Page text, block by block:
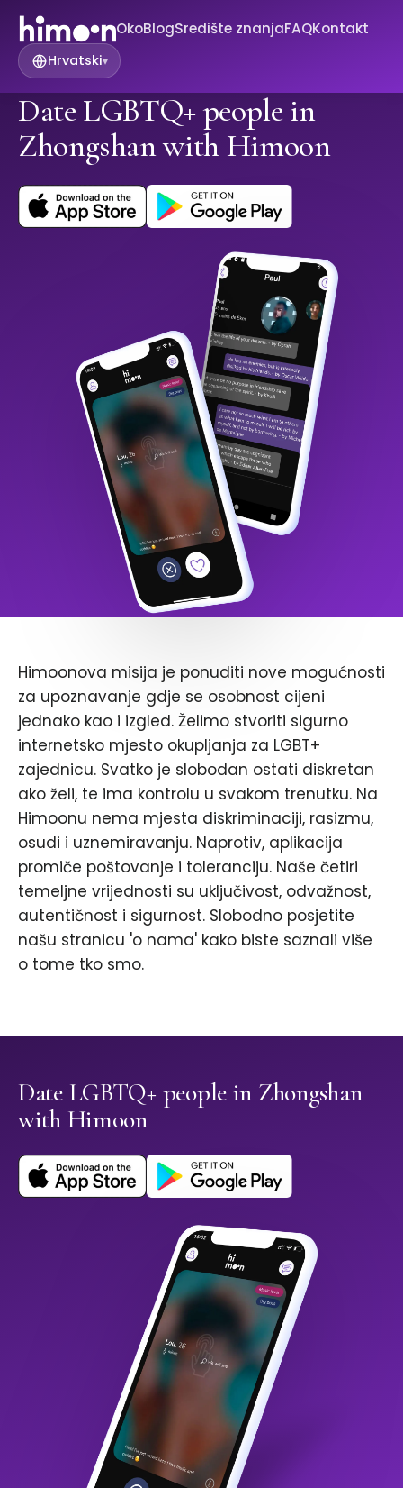
OkoBlogSredište znanjaFAQKontakt
Hrvatski▾
Date LGBTQ+ people in
Zhongshan with Himoon
Himoonova misija je ponuditi nove mogućnosti
za upoznavanje gdje se osobnost cijeni
jednako kao i izgled. Želimo stvoriti sigurno
internetsko mjesto okupljanja za LGBT+
zajednicu. Svatko je slobodan ostati diskretan
ako želi, te ima kontrolu u svakom trenutku. Na
Himoonu nema mjesta diskriminaciji, rasizmu,
osudi i uznemiravanju. Naprotiv, aplikacija
promiče poštovanje i toleranciju. Naše četiri
temeljne vrijednosti su uključivost, odvažnost,
autentičnost i sigurnost. Slobodno posjetite
našu stranicu 'o nama' kako biste saznali više
o tome tko smo.
Date LGBTQ+ people in Zhongshan
with Himoon